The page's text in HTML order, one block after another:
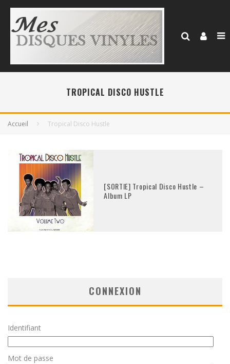
TROPICAL DISCO HUSTLE
Accueil Tropical Disco Hustle
[SORTIE] Tropical Disco Hustle –
Album LP
CONNEXION
Identifiant
Mot de passe